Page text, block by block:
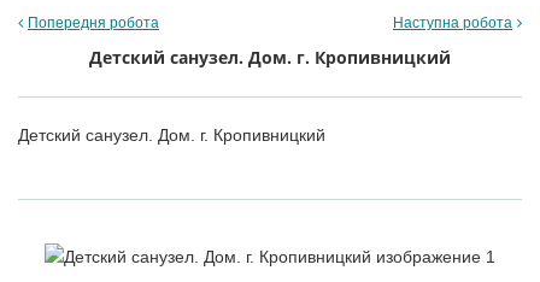
Попередня робота Наступна робота
Детский санузел. Дом. г. Кропивницкий
Детский санузел. Дом. г. Кропивницкий